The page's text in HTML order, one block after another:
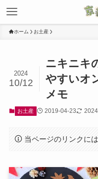
ホーム お土産
ニキニキ
やすいオ
メモ
2024
10/12
お土産 2019-04-23
当ページのリンクに